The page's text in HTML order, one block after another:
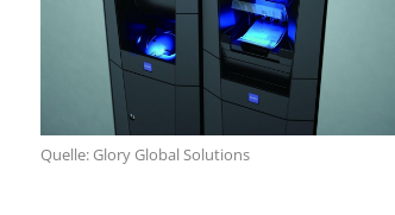
Quelle: Glory Global Solutions